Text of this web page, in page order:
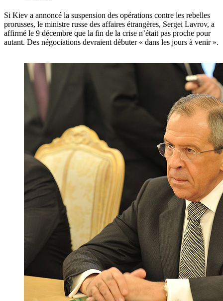
Si Kiev a annoncé la suspension des opérations contre les rebelles
prorusses, le ministre russe des affaires étrangères, Sergei Lavrov, a
affirmé le 9 décembre que la fin de la crise n’était pas proche pour
autant. Des négociations devraient débuter « dans les jours à venir ».